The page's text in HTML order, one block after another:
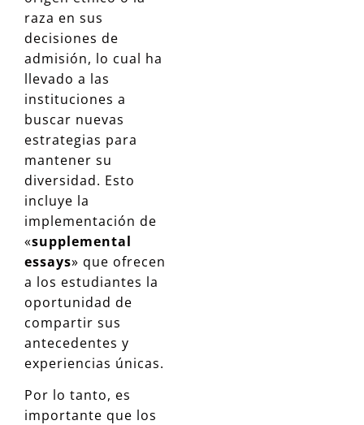
raza en sus
decisiones de
admisión, lo cual ha
llevado a las
instituciones a
buscar nuevas
estrategias para
mantener su
diversidad. Esto
incluye la
implementación de
«supplemental
essays» que ofrecen
a los estudiantes la
oportunidad de
compartir sus
antecedentes y
experiencias únicas.
Por lo tanto, es
importante que los